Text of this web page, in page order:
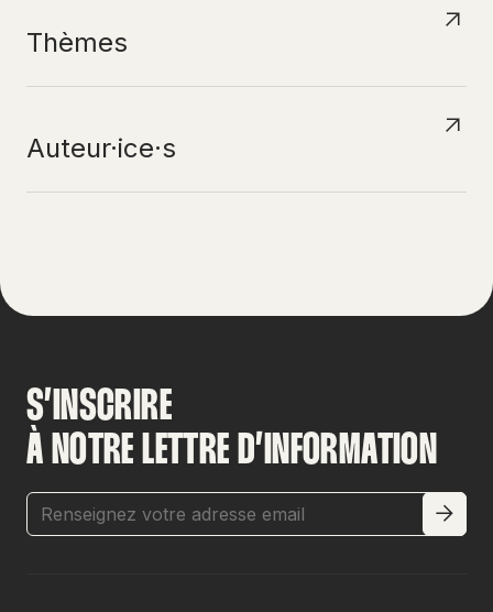
Thèmes
Auteur·ice·s
S’INSCRIRE
À NOTRE LETTRE D’INFORMATION